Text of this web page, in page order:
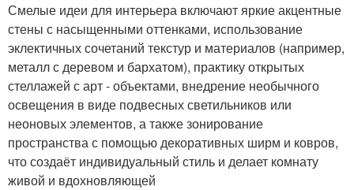
Смелые идеи для интерьера включают яркие акцентные
стены с насыщенными оттенками, использование
эклектичных сочетаний текстур и материалов (например,
металл с деревом и бархатом), практику открытых
стеллажей с арт - объектами, внедрение необычного
освещения в виде подвесных светильников или
неоновых элементов, а также зонирование
пространства с помощью декоративных ширм и ковров,
что создаёт индивидуальный стиль и делает комнату
живой и вдохновляющей